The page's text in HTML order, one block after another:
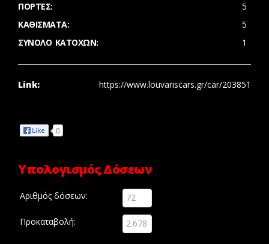
ΠΌΡΤΕΣ:
5
ΚΑΘΊΣΜΑΤΑ:
5
ΣΎΝΟΛΟ ΚΑΤΌΧΩΝ:
1
Link: https://www.louvariscars.gr/car/203851
Share 0
Υπολογισμός Δόσεων
Αριθμός δόσεων:
Προκαταβολή: